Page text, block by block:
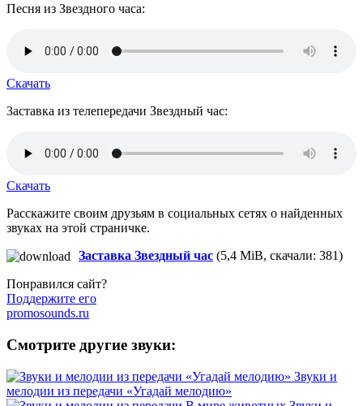
Песня из Звездного часа:
Скачать
Заставка из телепередачи Звездный час:
Скачать
Расскажите своим друзьям в социальных сетях о найденных
звуках на этой страничке.
Заставка Звездный час (5,4 MiB, скачали: 381)
Понравился сайт?
Поддержите его
promosounds.ru
Смотрите другие звуки:
Звуки и
мелодии из передачи «Угадай мелодию»